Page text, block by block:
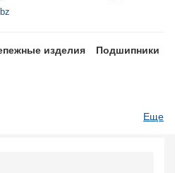
изделия Подшипники
Еще